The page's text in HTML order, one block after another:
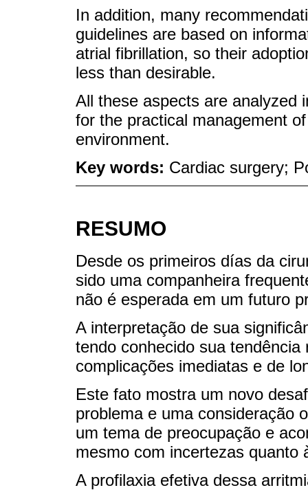
In addition, many
guidelines are based on
atrial fibrillation, so their
less than desirable.
All these aspects are analyzed
for the practical management
environment.
Key words: Cardiac surgery;
RESUMO
Desde os primeiros días da
sido uma companheira
não é esperada em um futuro
A interpretação de sua
tendo conhecido sua
complicações imediatas e de
Este fato mostra um novo
problema e uma consideração
um tema de preocupação e
mesmo com incertezas quanto
A profilaxia efetiva dessa